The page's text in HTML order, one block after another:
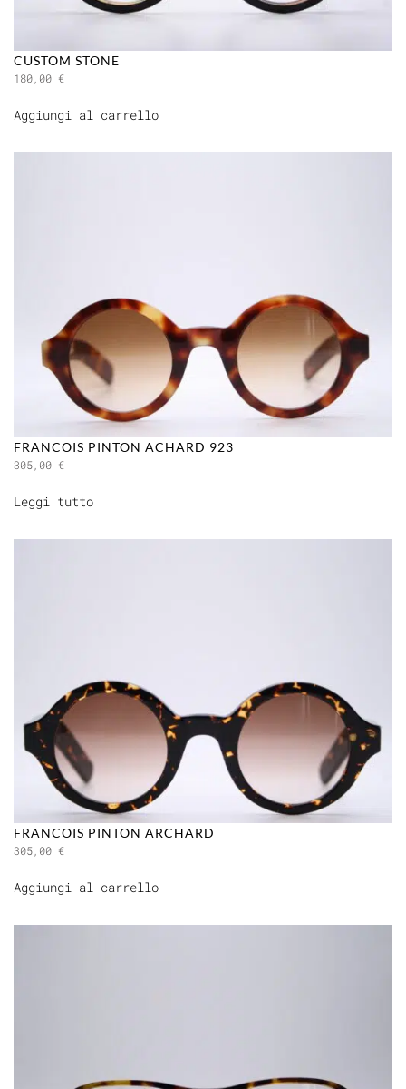
CUSTOM STONE
180,00 €
Aggiungi al carrello
FRANCOIS PINTON ACHARD 923
305,00 €
Leggi tutto
FRANCOIS PINTON ARCHARD
305,00 €
Aggiungi al carrello